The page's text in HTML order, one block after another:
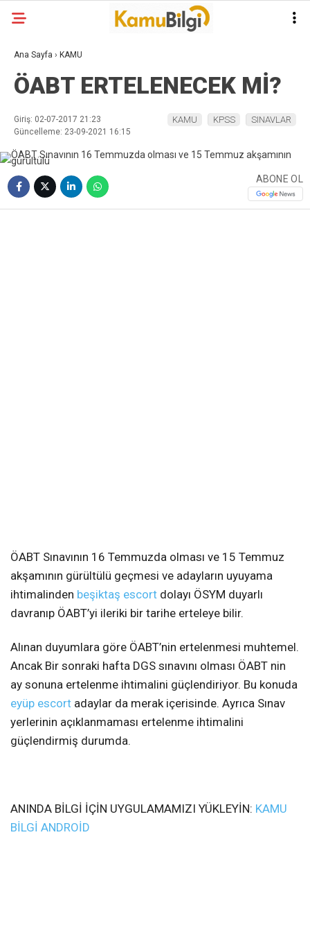
Ana Sayfa › KAMU
ÖABT ERTELENECEK Mİ?
Giriş: 02-07-2017 21:23
Güncelleme: 23-09-2021 16:15
KAMU KPSS SINAVLAR
ABONE OL
ÖABT Sınavının 16 Temmuzda olması ve 15 Temmuz
akşamının gürültülü geçmesi ve adayların uyuyama
ihtimalinden beşiktaş escort dolayı ÖSYM duyarlı
davranıp ÖABT’yi ileriki bir tarihe erteleye bilir.
Alınan duyumlara göre ÖABT’nin ertelenmesi muhtemel.
Ancak Bir sonraki hafta DGS sınavını olması ÖABT nin
ay sonuna ertelenme ihtimalini güçlendiriyor. Bu konuda
eyüp escort adaylar da merak içerisinde. Ayrıca Sınav
yerlerinin açıklanmaması ertelenme ihtimalini
güçlendirmiş durumda.
ANINDA BİLGİ İÇİN UYGULAMAMIZI YÜKLEYİN: KAMU
BİLGİ ANDROİD